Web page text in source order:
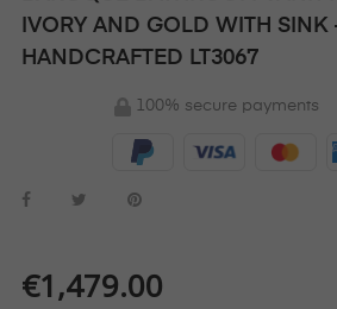
IVORY AND GOLD WITH SINK
HANDCRAFTED LT3067
100% secure payments
€1,479.00